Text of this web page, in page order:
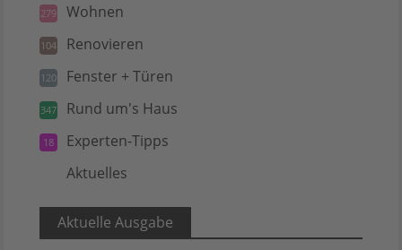
279 Wohnen
104 Renovieren
120 Fenster + Türen
347 Rund um's Haus
18 Experten-Tipps
Aktuelles
Aktuelle Ausgabe